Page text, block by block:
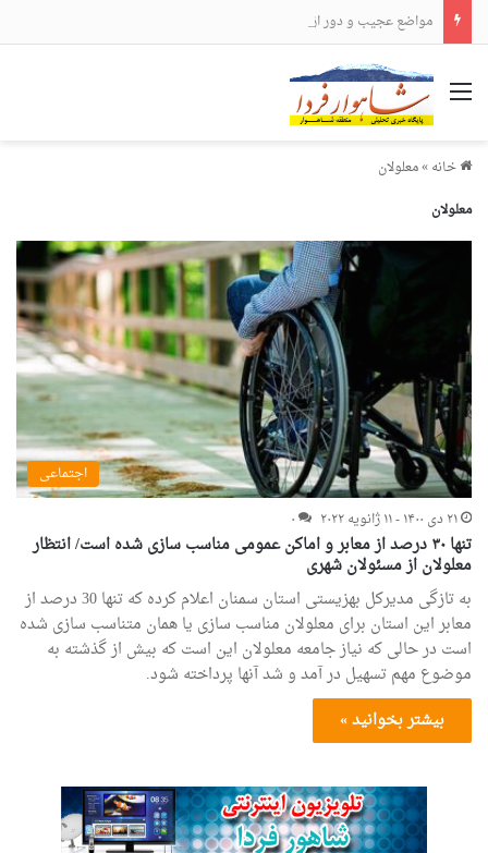
مواضع عجیب و دور از انتظار علی لاریجانی
منو
خانه»معلولان
معلولان
اجتماعی
۲۱ دی ۱۴۰۰ - ۱۱ ژانویه ۲۰۲۲
۰
تنها ۳۰ درصد از معابر و اماکن عمومی مناسب سازی شده است/ انتظار
معلولان از مسئولان شهری
به تازگی مدیرکل بهزیستی استان سمنان اعلام کرده که تنها 30 درصد از
معابر این استان برای معلولان مناسب سازی یا همان متناسب سازی شده
است در حالی که نیاز جامعه معلولان این است که بیش از گذشته به
موضوع مهم تسهیل در آمد و شد آنها پرداخته شود.
بیشتر بخوانید »